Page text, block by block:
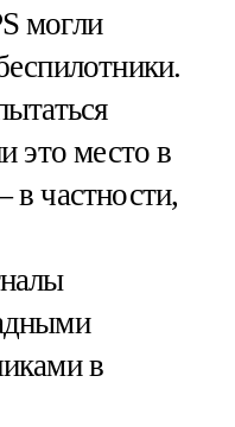
могли
это место в
в частности,
в